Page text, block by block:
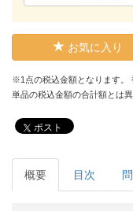
お気に入り
※1点の税込金額となります。
単品の税込金額の合計額とは
ポスト
概要 目次